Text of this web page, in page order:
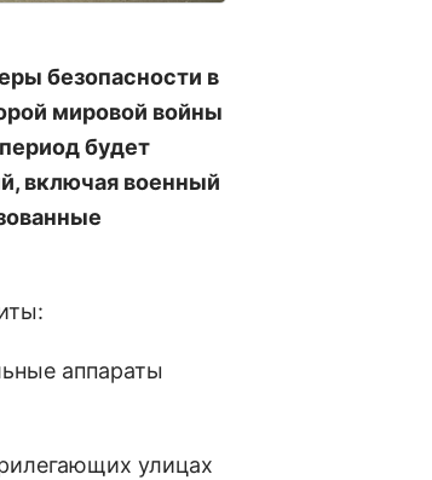
безопасности в
мировой войны
будет
включая военный
аппараты
улицах